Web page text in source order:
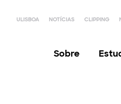
ULISBOA NOTÍCIAS CLIPPING
Sobre